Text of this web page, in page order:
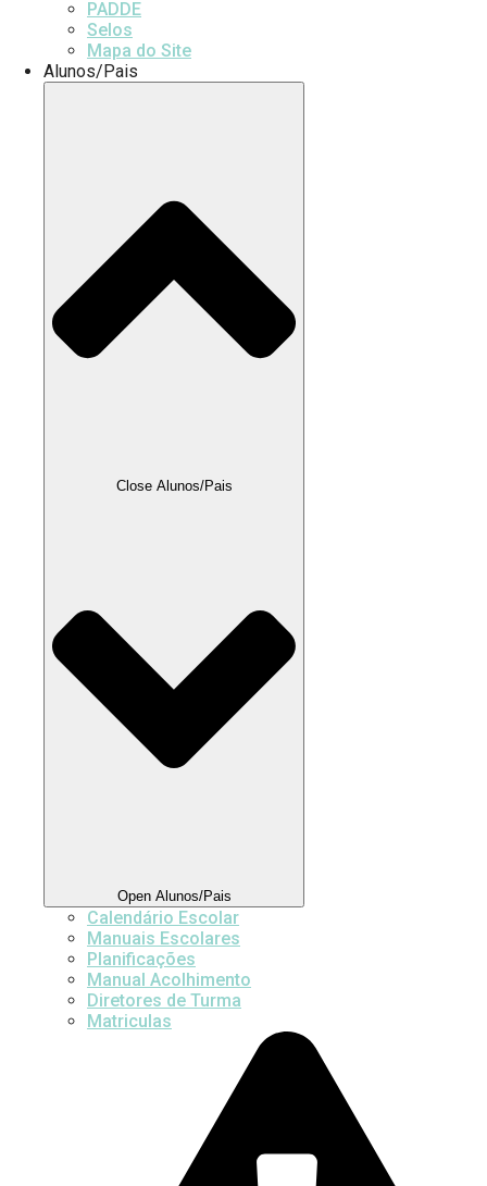
PADDE
Selos
Mapa do Site
Alunos/Pais
Close Alunos/Pais
Open Alunos/Pais
Calendário Escolar
Manuais Escolares
Planificações
Manual Acolhimento
Diretores de Turma
Matriculas